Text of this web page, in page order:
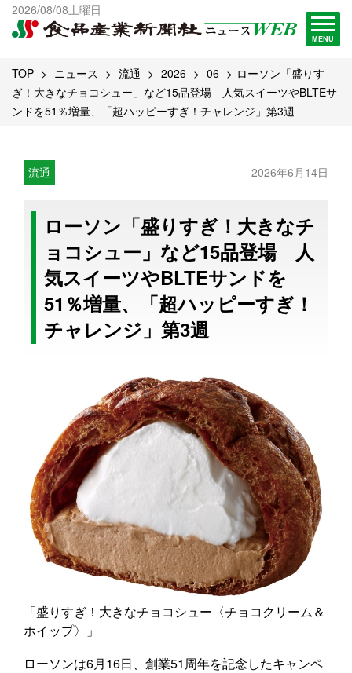
2026/08/08土曜日
MENU
出版物一覧へ
試読・購読申し込み
TOP ニュース 流通 2026 06
ローソン「盛りす
ぎ！大きなチョコシュー」など15品登場 人気スイーツやBLTEサ
ンドを51％増量、「超ハッピーすぎ！チャレンジ」第3週
流通 2026年6月14日
ローソン「盛りすぎ！大きなチ
ョコシュー」など15品登場 人
気スイーツやBLTEサンドを
51％増量、「超ハッピーすぎ！
チャレンジ」第3週
「盛りすぎ！大きなチョコシュー〈チョコクリーム＆
ホイップ〉」
ローソンは6月16日、創業51周年を記念したキャンペ